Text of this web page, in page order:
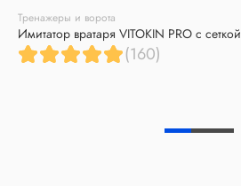
Тренажеры и ворота
Имитатор вратаря VITOKIN PRO с сеткой
(160)